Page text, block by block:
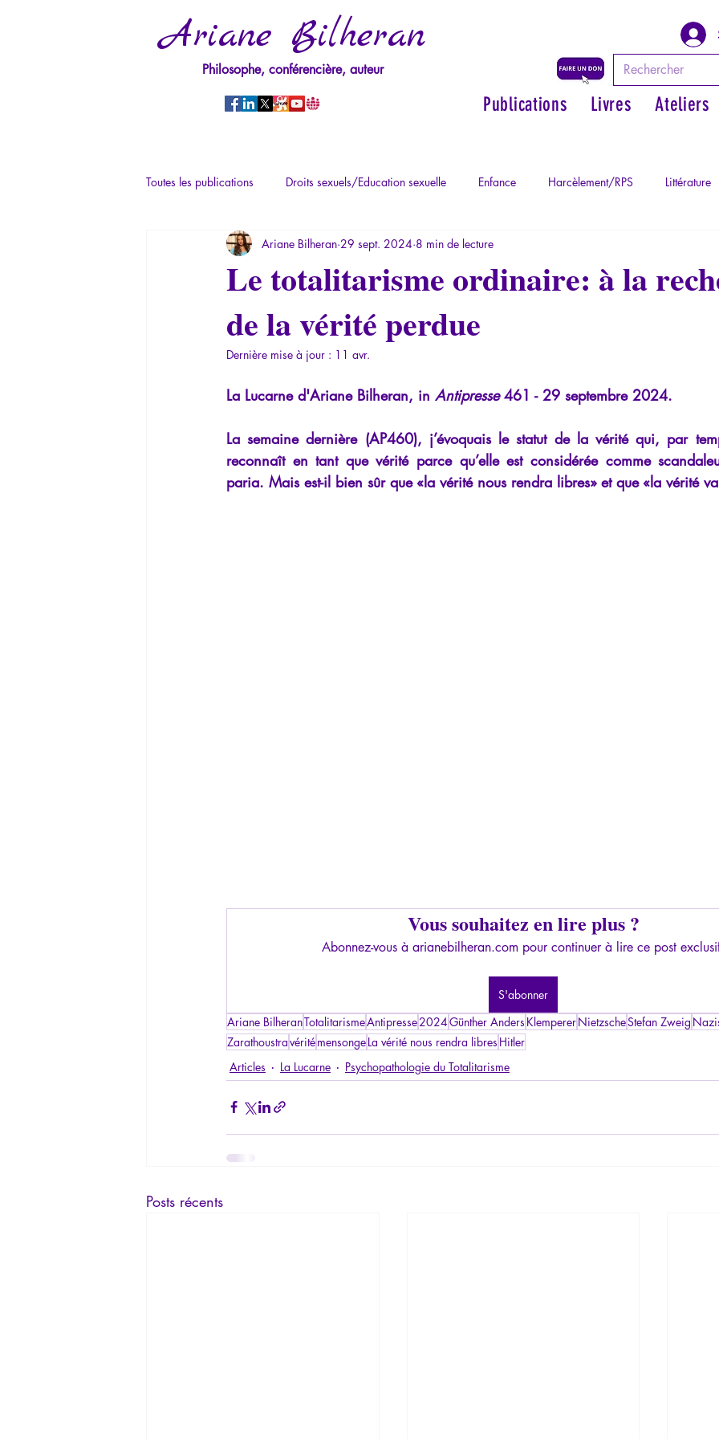
Ariane Bilheran
Philosophe, conférencière, auteur
Publications Livres Ateliers
Toutes les publications Droits sexuels/Education sexuelle Enfance Harcèlement/RPS Littérature
Mythologie - Savoir des Anciens Philosopher par les mythes grecs
Psychopathologie du Pouvoir Psychopathologie du Totalitarisme
Conférences Allemand Grec Intelligence artificielle
Le totalitarisme ordinaire: à la
de la vérité perdue
Ariane Bilheran 29 sept. 2024 8 min de lecture
Dernière mise à jour : 11 avr.
La Lucarne d'Ariane Bilheran, in Antipresse 461 - 29 septembre 2024.
La semaine dernière (AP460), j’évoquais le statut de la vérité qui, par
reconnaît en tant que vérité parce qu’elle est considérée comme
paria. Mais est-il bien sûr que «la vérité nous rendra libres» et que «la vérité
Vous souhaitez en lire plus ?
Abonnez-vous à arianebilheran.com pour continuer à lire ce post
S'abonner
Ariane BilheranTotalitarismeAntipresse2024Günther Anders KlempererNietzscheStefan Zweig
ZarathoustravéritémensongeLa vérité nous rendra libres Hitler
Articles
La Lucarne Psychopathologie du Totalitarisme
Posts récents